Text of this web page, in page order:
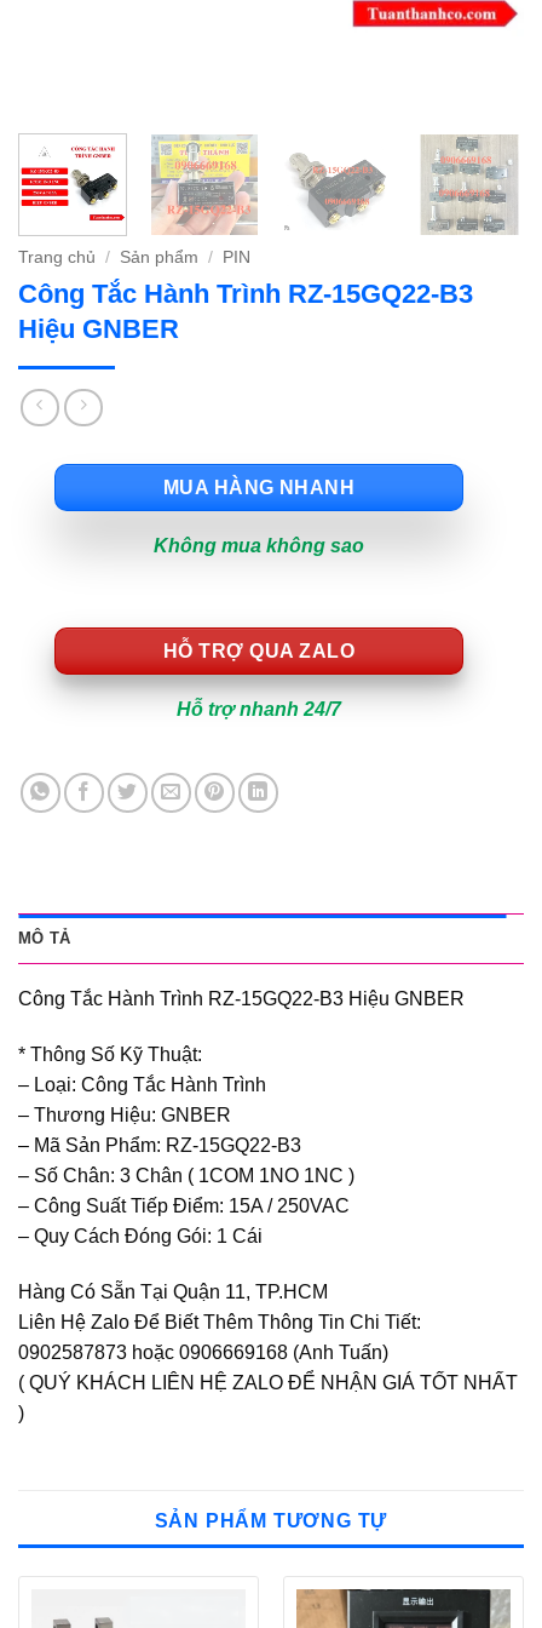
Trang chủ / Sản phẩm / PIN
Công Tắc Hành Trình RZ-15GQ22-B3
Hiệu GNBER
MUA HÀNG NHANH
Không mua không sao
HỖ TRỢ QUA ZALO
Hỗ trợ nhanh 24/7
MÔ TẢ
Công Tắc Hành Trình RZ-15GQ22-B3 Hiệu GNBER
* Thông Số Kỹ Thuật:
– Loại: Công Tắc Hành Trình
– Thương Hiệu: GNBER
– Mã Sản Phẩm: RZ-15GQ22-B3
– Số Chân: 3 Chân ( 1COM 1NO 1NC )
– Công Suất Tiếp Điểm: 15A / 250VAC
– Quy Cách Đóng Gói: 1 Cái
Hàng Có Sẵn Tại Quận 11, TP.HCM
Liên Hệ Zalo Để Biết Thêm Thông Tin Chi Tiết:
0902587873 hoặc 0906669168 (Anh Tuấn)
( QUÝ KHÁCH LIÊN HỆ ZALO ĐỂ NHẬN GIÁ TỐT NHẤT
)
SẢN PHẨM TƯƠNG TỰ